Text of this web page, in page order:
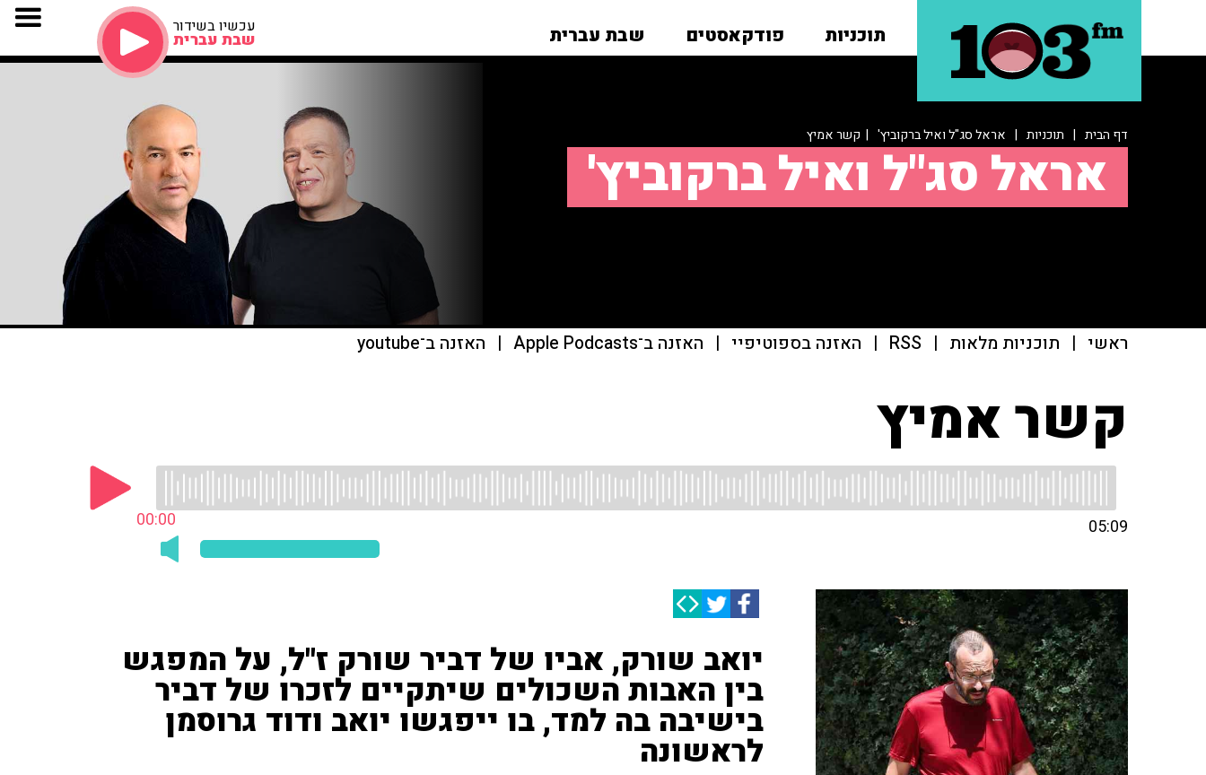
תוכניות פודקאסטים שבת עברית עכשיו בשידור
שבת עברית
דף הבית | תוכניות | אראל סג"ל ואיל ברקוביץ' | קשר אמיץ
אראל סג"ל ואיל ברקוביץ'
ראשי | תוכניות מלאות |
RSS
| האזנה בספוטיפיי | האזנה ב־Apple Podcasts | האזנה ב־youtube
קשר אמיץ
00:00 05:09
יואב שורק, אביו של דביר שורק ז"ל, על המפגש
בין האבות השכולים שיתקיים לזכרו של דביר
בישיבה בה למד, בו ייפגשו יואב ודוד גרוסמן
לראשונה